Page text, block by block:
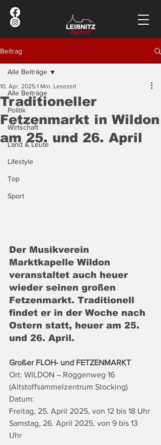
Beitrag
Alle Beiträge
Politik
Wirtschaft
Land & Leute
Lifestyle
Top
Sport
Alle Beiträge
Traditioneller
Fetzenmarkt in Wildon
am 25. und 26. April
10. Apr. 2025 1 Min. Lesezeit
Der Musikverein
Marktkapelle Wildon
veranstaltet auch heuer
wieder seinen großen
Fetzenmarkt. Traditionell
findet er in der Woche nach
Ostern statt, heuer am 25.
und 26. April.
Großer FLOH- und FETZENMARKT
Ort: WILDON – Roggenweg 16
(Altstoffsammelzentrum Stocking)
Datum:
Freitag, 25. April 2025, von 12 bis 18 Uhr
Samstag, 26. April 2025, von 9 bis 13
Uhr